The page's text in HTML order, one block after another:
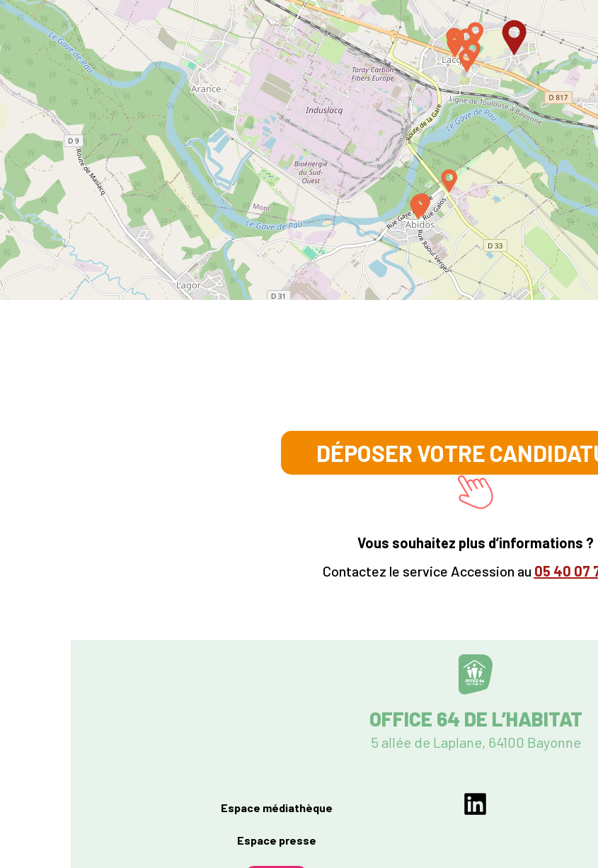
DÉPOSER VOTRE
Vous souhaitez plus d’informations ?
Contactez le service Accession au 05 40 07
OFFICE 64 DE L’HABITAT
5 allée de Laplane, 64100 Bayonne
Espace médiathèque
Espace presse